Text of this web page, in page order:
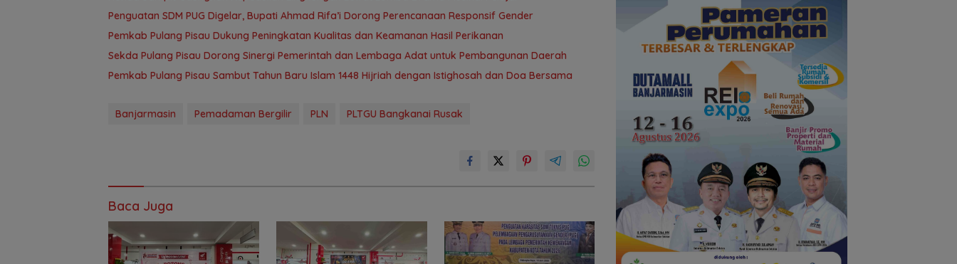
Penguatan SDM PUG Digelar, Bupati Ahmad Rifa’i Dorong Perencanaan Responsif Gender
Pemkab Pulang Pisau Dukung Peningkatan Kualitas dan Keamanan Hasil Perikanan
Sekda Pulang Pisau Dorong Sinergi Pemerintah dan Lembaga Adat untuk Pembangunan Daerah
Pemkab Pulang Pisau Sambut Tahun Baru Islam 1448 Hijriah dengan Istighosah dan Doa Bersama
Banjarmasin Pemadaman Bergilir PLN PLTGU Bangkanai Rusak
Baca Juga